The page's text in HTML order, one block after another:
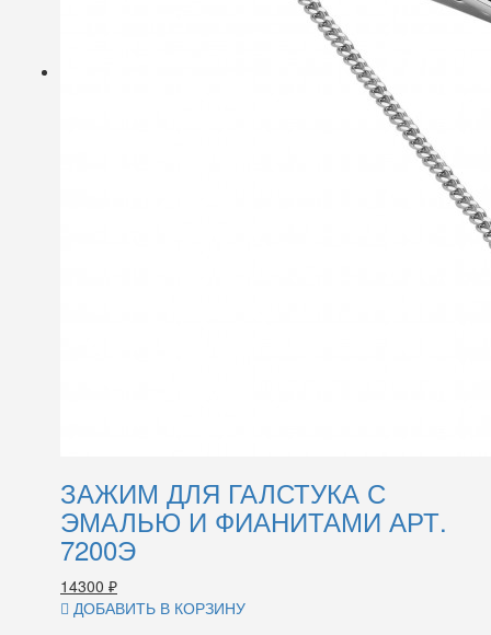
ЗАЖИМ ДЛЯ ГАЛСТУКА С
ЭМАЛЬЮ И ФИАНИТАМИ АРТ.
7200Э
14300 ₽
ДОБАВИТЬ В КОРЗИНУ